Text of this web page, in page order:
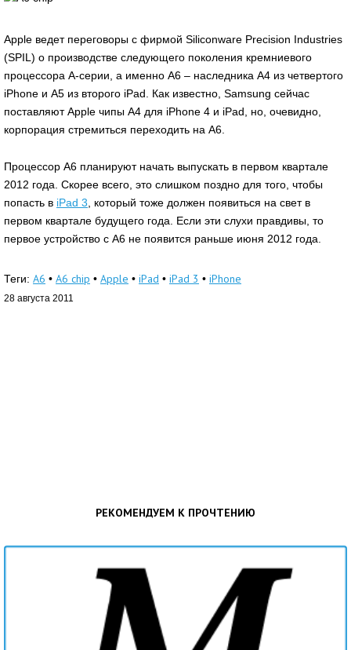
Apple ведет переговоры с фирмой Siliconware Precision Industries
(SPIL) о производстве следующего поколения кремниевого
процессора А-серии, а именно A6 – наследника А4 из четвертого
iPhone и А5 из второго iPad. Как известно, Samsung сейчас
поставляют Apple чипы А4 для iPhone 4 и iPad, но, очевидно,
корпорация стремиться переходить на А6.
Процессор А6 планируют начать выпускать в первом квартале
2012 года. Скорее всего, это слишком поздно для того, чтобы
попасть в iPad 3 , который тоже должен появиться на свет в
первом квартале будущего года. Если эти слухи правдивы, то
первое устройство с А6 не появится раньше июня 2012 года.
Теги: A6 • A6 chip • Apple • iPad • iPad 3 • iPhone
28 августа 2011
РЕКОМЕНДУЕМ К ПРОЧТЕНИЮ